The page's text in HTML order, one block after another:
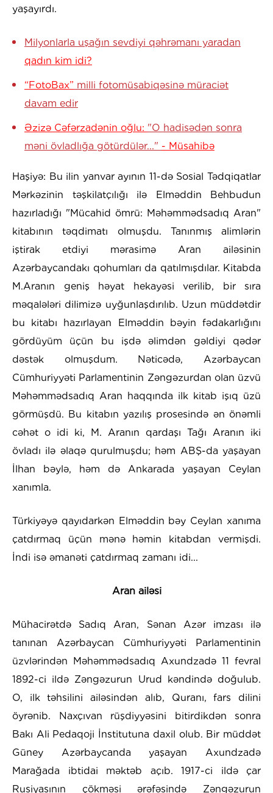
yaşayırdı.
Milyonlarla uşağın sevdiyi qəhrəmanı yaradan
qadın kim idi?
“FotoBax” milli fotomüsabiqəsinə müraciət
davam edir
Əzizə Cəfərzadənin oğlu: "O hadisədən sonra
məni övladlığa götürdülər..." - Müsahibə
Haşiyə: Bu ilin yanvar ayının 11-də Sosial Tədqiqatlar
Mərkəzinin təşkilatçılığı ilə Elməddin Behbudun
hazırladığı "Mücahid ömrü: Məhəmmədsadıq Aran"
kitabının təqdimatı olmuşdu. Tanınmış alimlərin
iştirak etdiyi mərasimə Aran ailəsinin
Azərbaycandakı qohumları da qatılmışdılar. Kitabda
M.Aranın geniş həyat hekayəsi verilib, bir sıra
məqalələri dilimizə uyğunlaşdırılıb. Uzun müddətdir
bu kitabı hazırlayan Elməddin bəyin fədakarlığını
gördüyüm üçün bu işdə əlimdən gəldiyi qədər
dəstək olmuşdum. Nəticədə, Azərbaycan
Cümhuriyyəti Parlamentinin Zəngəzurdan olan üzvü
Məhəmmədsadıq Aran haqqında ilk kitab işıq üzü
görmüşdü. Bu kitabın yazılış prosesində ən önəmli
cəhət o idi ki, M. Aranın qardaşı Tağı Aranın iki
övladı ilə əlaqə qurulmuşdu; həm ABŞ-da yaşayan
İlhan bəylə, həm də Ankarada yaşayan Ceylan
xanımla.
Türkiyəyə qayıdarkən Elməddin bəy Ceylan xanıma
çatdırmaq üçün mənə həmin kitabdan vermişdi.
İndi isə əmanəti çatdırmaq zamanı idi...
Aran ailəsi
Mühacirətdə Sadıq Aran, Sənan Azər imzası ilə
tanınan Azərbaycan Cümhuriyyəti Parlamentinin
üzvlərindən Məhəmmədsadıq Axundzadə 11 fevral
1892-ci ildə Zəngəzurun Urud kəndində doğulub.
O, ilk təhsilini ailəsindən alıb, Quranı, fars dilini
öyrənib. Naxçıvan rüşdiyyəsini bitirdikdən sonra
Bakı Ali Pedaqoji İnstitutuna daxil olub. Bir müddət
Güney Azərbaycanda yaşayan Axundzadə
Marağada ibtidai məktəb açıb. 1917-ci ildə çar
Rusiyasının çökməsi ərəfəsində Zəngəzurun